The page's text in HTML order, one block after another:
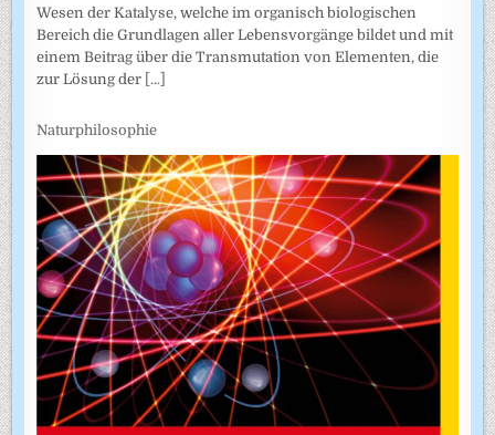
Wesen der Katalyse, welche im organisch biologischen
Bereich die Grundlagen aller Lebensvorgänge bildet und mit
einem Beitrag über die Transmutation von Elementen, die
zur Lösung der [...]
Naturphilosophie